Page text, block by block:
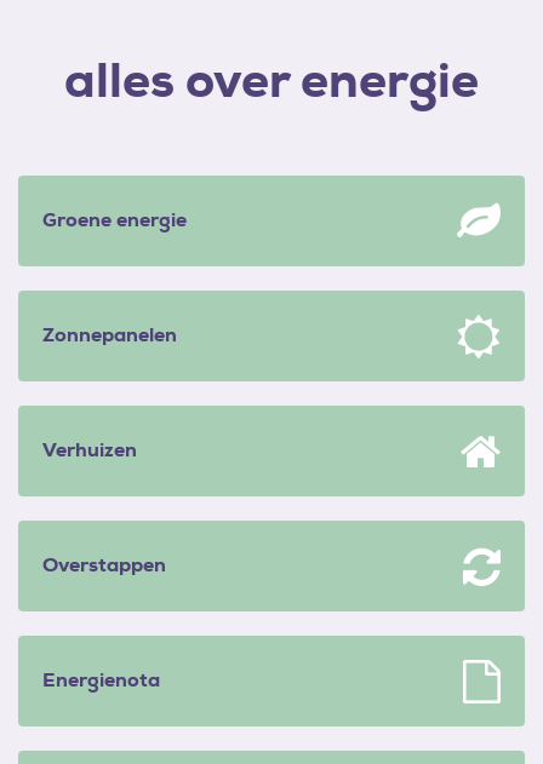
alles over energie
Groene energie
Zonnepanelen
Verhuizen
Overstappen
Energienota